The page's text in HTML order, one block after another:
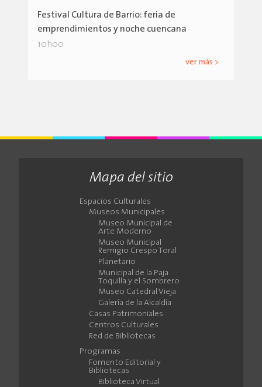
Festival Cultura de Barrio: feria de
emprendimientos y noche cuencana
10h00
ver más >
Mapa del sitio
Espacios Culturales
Museos Municipales
Museo Municipal de
Arte Moderno
Museo Municipal
Remigio Crespo Toral
Planetario
Municipal de la Paja
Toquilla y el Sombrero
Museo Catedral Vieja
Galería de la Alcaldía
Casas Patrimoniales
Centros Culturales
Red de Bibliotecas
Programas
Fomento Editorial y
Bibliotecas
Biblioteca Virtual